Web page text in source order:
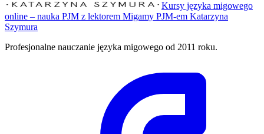
Kursy języka migowego
online – nauka PJM z lektorem Migamy PJM-em Katarzyna
Szymura
Profesjonalne nauczanie języka migowego od 2011 roku.